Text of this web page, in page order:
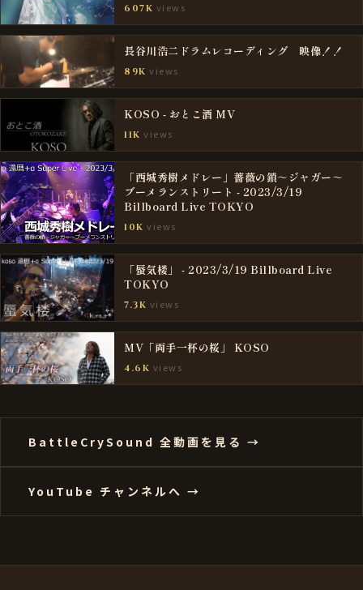
607K views
長谷川浩二ドラムレコーディング 映像！！
89K views
KOSO - おとこ酒 MV
11K views
「西城秀樹メドレー」薔薇の鎖～ジャガー～
ブーメランストリート - 2023/3/19
Billboard Live TOKYO
10K views
「蜃気楼」 - 2023/3/19 Billboard Live
TOKYO
7.3K views
MV「両手一杯の桜」 KOSO
4.6K views
BattleCrySound 全動画を見る →
YouTube チャンネルへ →